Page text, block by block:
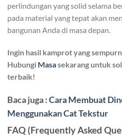
perlindungan yang solid selama
pada material yang tepat akan
bangunan Anda di masa depan.
Ingin hasil kamprot yang
Hubungi Masasekarang untuk
terbaik!
Baca juga :Cara Membuat
Menggunakan Cat Tekstur
FAQ (Frequently Asked